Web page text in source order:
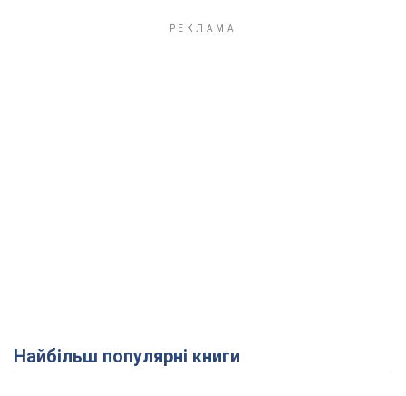
Найбільш популярні книги